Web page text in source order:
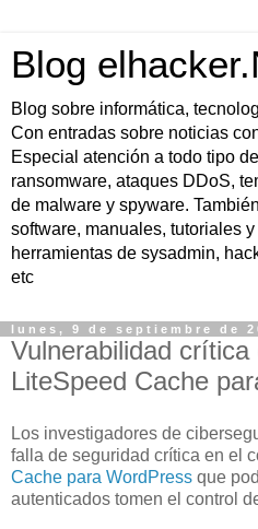
Blog
Blog sobre informática,
Con entradas sobre noticias
Especial atención a todo tipo
ransomware, ataques DDoS,
de malware y spyware.
software, manuales, tutoriales
herramientas de sysadmin,
etc
lunes, 9 de septiembre de
Vulnerabilidad
LiteSpeed ​​Cache
Los investigadores de
falla de seguridad crítica en el
Cache para WordPress que
autenticados tomen el control